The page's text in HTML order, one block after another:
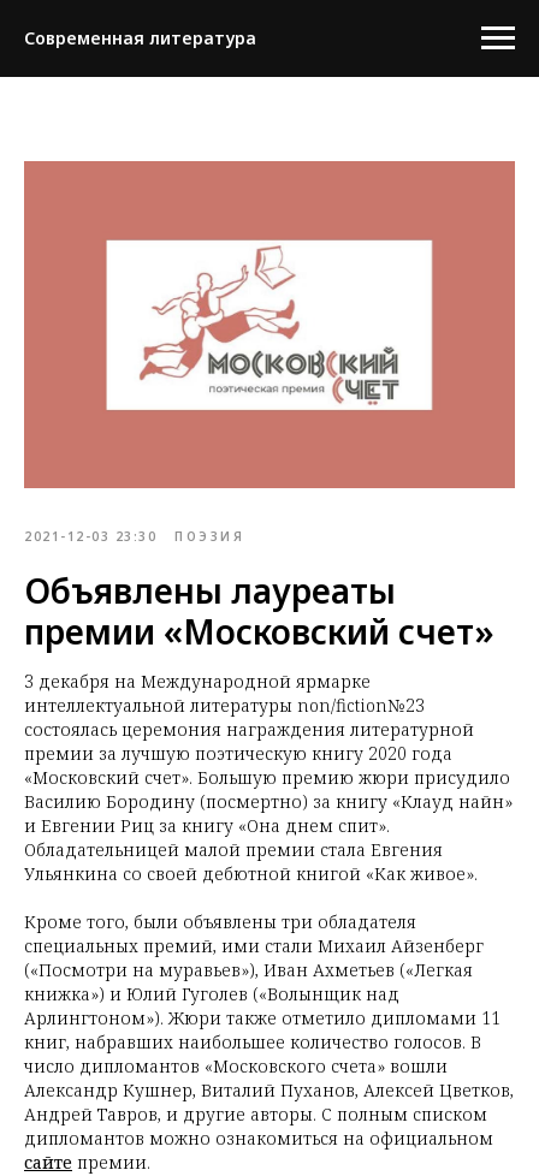
Современная литература
2021-12-03 23:30 ПОЭЗИЯ
Объявлены лауреаты
премии «Московский счет»
3 декабря на Международной ярмарке
интеллектуальной литературы non/fiction№23
состоялась церемония награждения литературной
премии за лучшую поэтическую книгу 2020 года
«Московский счет». Большую премию жюри присудило
Василию Бородину (посмертно) за книгу «Клауд найн»
и Евгении Риц за книгу «Она днем спит».
Обладательницей малой премии стала Евгения
Ульянкина со своей дебютной книгой «Как живое».
Кроме того, были объявлены три обладателя
специальных премий, ими стали Михаил Айзенберг
(«Посмотри на муравьев»), Иван Ахметьев («Легкая
книжка») и Юлий Гуголев («Волынщик над
Арлингтоном»). Жюри также отметило дипломами 11
книг, набравших наибольшее количество голосов. В
число дипломантов «Московского счета» вошли
Александр Кушнер, Виталий Пуханов, Алексей Цветков,
Андрей Тавров, и другие авторы. С полным списком
дипломантов можно ознакомиться на официальном
сайте премии.